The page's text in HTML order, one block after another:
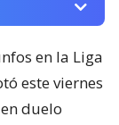
en la Liga
este viernes
duelo